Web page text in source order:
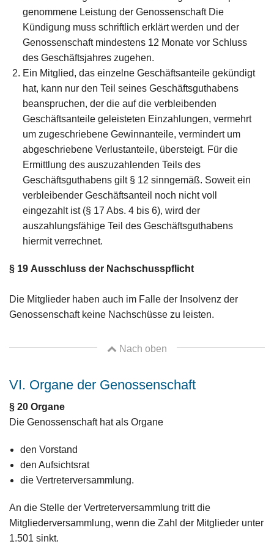
genommene Leistung der Genossenschaft Die
Kündigung muss schriftlich erklärt werden und der
Genossenschaft mindestens 12 Monate vor Schluss
des Geschäftsjahres zugehen.
Ein Mitglied, das einzelne Geschäftsanteile gekündigt
hat, kann nur den Teil seines Geschäftsguthabens
beanspruchen, der die auf die verbleibenden
Geschäftsanteile geleisteten Einzahlungen, vermehrt
um zugeschriebene Gewinnanteile, vermindert um
abgeschriebene Verlustanteile, übersteigt. Für die
Ermittlung des auszuzahlenden Teils des
Geschäftsguthabens gilt § 12 sinngemäß. Soweit ein
verbleibender Geschäftsanteil noch nicht voll
eingezahlt ist (§ 17 Abs. 4 bis 6), wird der
auszahlungsfähige Teil des Geschäftsguthabens
hiermit verrechnet.
§ 19 Ausschluss der Nachschusspflicht
Die Mitglieder haben auch im Falle der Insolvenz der
Genossenschaft keine Nachschüsse zu leisten.
Nach oben
VI. Organe der Genossenschaft
§ 20 Organe
Die Genossenschaft hat als Organe
den Vorstand
den Aufsichtsrat
die Vertreterversammlung.
An die Stelle der Vertreterversammlung tritt die
Mitgliederversammlung, wenn die Zahl der Mitglieder unter
1.501 sinkt.